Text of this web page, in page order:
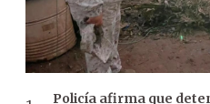
Policía afirma que